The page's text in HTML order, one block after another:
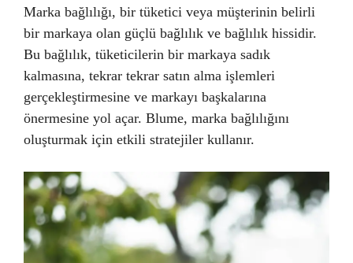
Marka bağlılığı, bir tüketici veya müşterinin belirli
bir markaya olan güçlü bağlılık ve bağlılık hissidir.
Bu bağlılık, tüketicilerin bir markaya sadık
kalmasına, tekrar tekrar satın alma işlemleri
gerçekleştirmesine ve markayı başkalarına
önermesine yol açar. Blume, marka bağlılığını
oluşturmak için etkili stratejiler kullanır.